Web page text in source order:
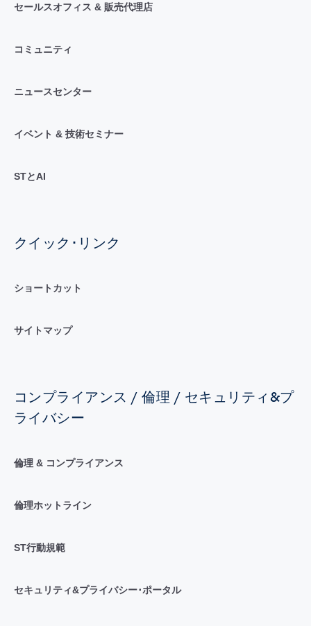
セールスオフィス & 販売代理店
コミュニティ
ニュースセンター
イベント & 技術セミナー
STとAI
クイック･リンク
ショートカット
サイトマップ
コンプライアンス / 倫理 / セキュリティ&プ
ライバシー
倫理 & コンプライアンス
倫理ホットライン
ST行動規範
セキュリティ&プライバシー･ポータル